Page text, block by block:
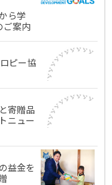
ら学
案内
ピー協
寄贈品
ニュー
益金を